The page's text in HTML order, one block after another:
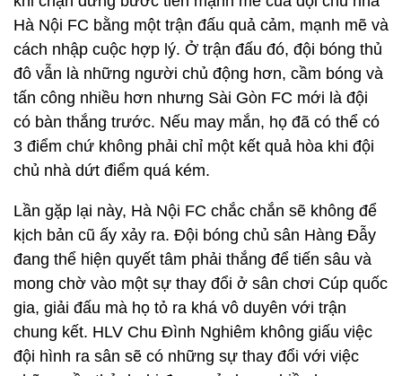
Hà Nội FC bằng một trận đấu quả cảm, mạnh mẽ và
cách nhập cuộc hợp lý. Ở trận đấu đó, đội bóng thủ
đô vẫn là những người chủ động hơn, cầm bóng và
tấn công nhiều hơn nhưng Sài Gòn FC mới là đội
có bàn thắng trước. Nếu may mắn, họ đã có thể có
3 điểm chứ không phải chỉ một kết quả hòa khi đội
chủ nhà dứt điểm quá kém.
Lần gặp lại này, Hà Nội FC chắc chắn sẽ không để
kịch bản cũ ấy xảy ra. Đội bóng chủ sân Hàng Đẫy
đang thể hiện quyết tâm phải thắng để tiến sâu và
mong chờ vào một sự thay đổi ở sân chơi Cúp quốc
gia, giải đấu mà họ tỏ ra khá vô duyên với trận
chung kết. HLV Chu Đình Nghiêm không giấu việc
đội hình ra sân sẽ có những sự thay đổi với việc